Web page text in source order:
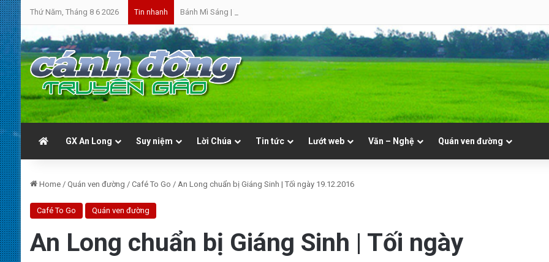
Thứ Năm, Tháng 8 6 2026 Tin nhanh Bánh Mì Sáng | Thứ Sáu 07.08 | Th. Xystô II, giám mục và Th. Cajêtanô, linh mục
GX An Long Suy niệm Lời Chúa Tin tức Lướt web Văn – Nghệ Quán ven đường
Home / Quán ven đường / Café To Go / An Long chuẩn bị Giáng Sinh | Tối ngày 19.12.2016
Café To Go Quán ven đường
An Long chuẩn bị Giáng Sinh | Tối ngày